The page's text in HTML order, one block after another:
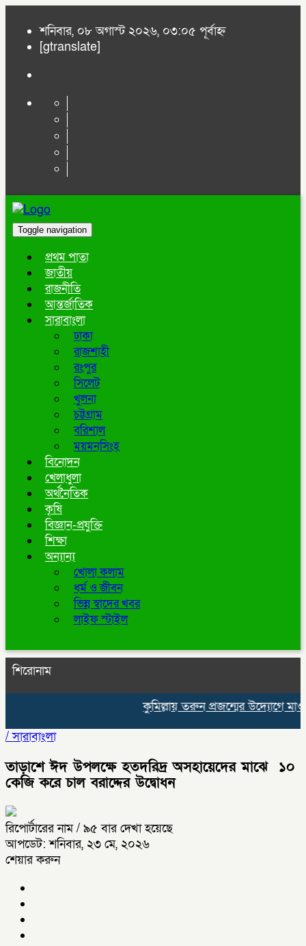
শনিবার, ০৮ অগাস্ট ২০২৬, ০৩:০৫ পূর্বাহ্ন
[gtranslate]
Toggle navigation
প্রথম পাতা
জাতীয়
রাজনীতি
আন্তর্জাতিক
সারাবাংলা
ঢাকা
রাজশাহী
রংপুর
সিলেট
খুলনা
চট্টগ্রাম
বরিশাল
ময়মনসিংহ
বিনোদন
খেলাধুলা
অর্থনৈতিক
কৃষি
বিজ্ঞান-প্রযুক্তি
শিক্ষা
অন্যান্য
খোলা কলাম
ধর্ম ও জীবন
ভিন্ন স্বাদের খবর
লাইফ স্টাইল
শিরোনাম
কুমিল্লায় তরুন প্রজন্মের উদ্যোগে
/সারাবাংলা
তাড়াশে ঈদ উপলক্ষে হতদরিদ্র অসহায়েদের মাঝে ১০
কেজি করে চাল বরাদ্দের উদ্বোধন
রিপোর্টারের নাম/ ৯৫ বার দেখা হয়েছে
আপডেট: শনিবার, ২৩ মে, ২০২৬
শেয়ার করুন